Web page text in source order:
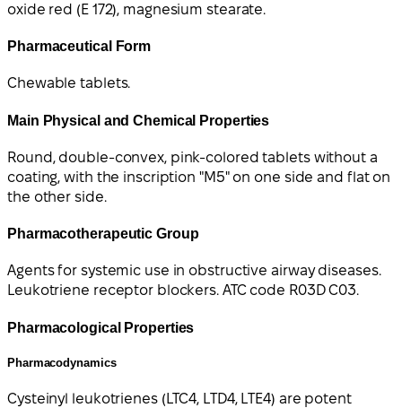
oxide red (E 172), magnesium stearate.
Pharmaceutical Form
Chewable tablets.
Main Physical and Chemical Properties
Round, double-convex, pink-colored tablets without a
coating, with the inscription "M5" on one side and flat on
the other side.
Pharmacotherapeutic Group
Agents for systemic use in obstructive airway diseases.
Leukotriene receptor blockers. ATC code R03D C03.
Pharmacological Properties
Pharmacodynamics
Cysteinyl leukotrienes (LTC4, LTD4, LTE4) are potent